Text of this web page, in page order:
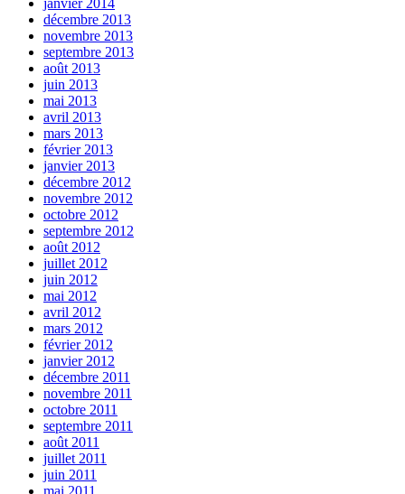
décembre 2013
novembre 2013
septembre 2013
août 2013
juin 2013
mai 2013
avril 2013
mars 2013
février 2013
janvier 2013
décembre 2012
novembre 2012
octobre 2012
septembre 2012
août 2012
juillet 2012
juin 2012
mai 2012
avril 2012
mars 2012
février 2012
janvier 2012
décembre 2011
novembre 2011
octobre 2011
septembre 2011
août 2011
juillet 2011
juin 2011
mai 2011